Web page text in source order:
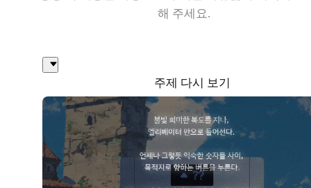
해 주세요.
주제 다시 보기